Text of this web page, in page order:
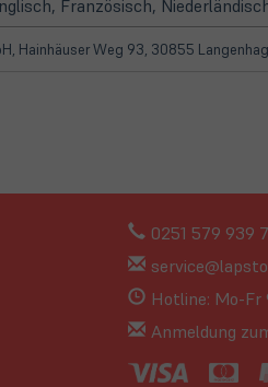
Französisch,
Hainhäuser Weg 93, 30855
0251 579 939 7
Hotline: Mo-Fr
Anmeldung